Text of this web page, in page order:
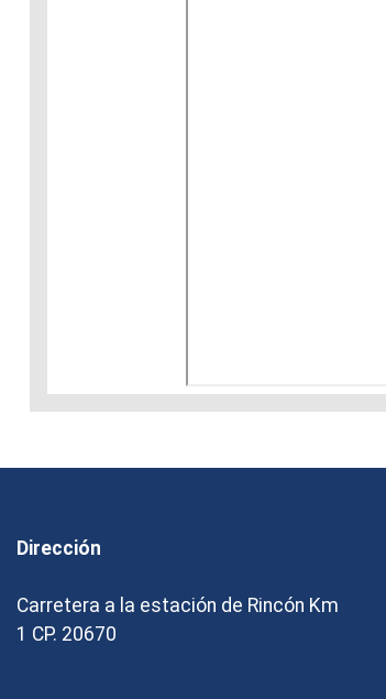
Dirección
Carretera a la estación de Rincón Km
1 CP. 20670